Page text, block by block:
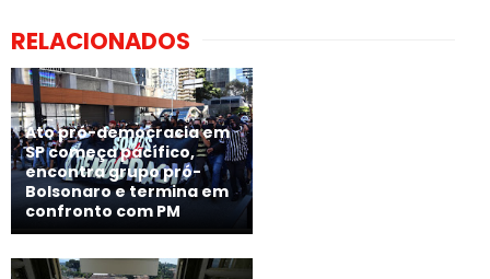
RELACIONADOS
Ato pró-democracia em
SP começa pacífico,
encontra grupo pró-
Bolsonaro e termina em
confronto com PM